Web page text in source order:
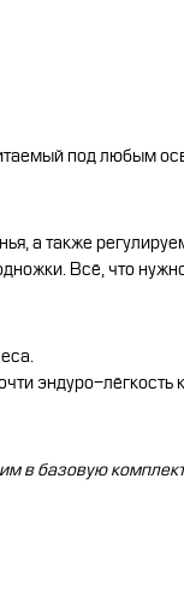
под любым
а также
Всё, что
эндуро-лёгкость
в базовую